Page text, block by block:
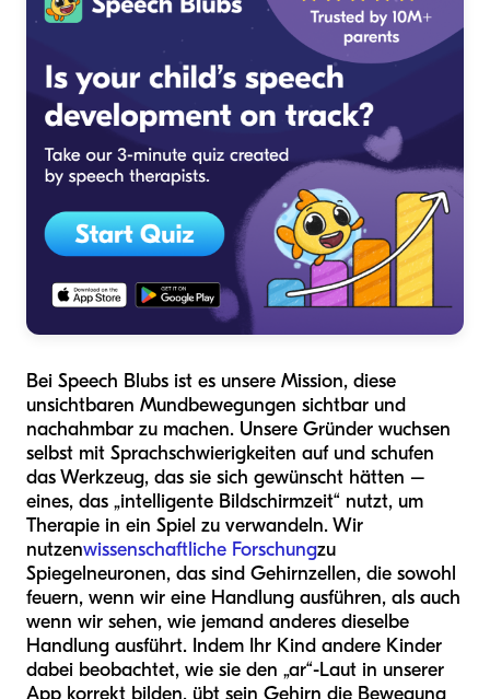
Bei Speech Blubs ist es unsere Mission, diese
unsichtbaren Mundbewegungen sichtbar und
nachahmbar zu machen. Unsere Gründer wuchsen
selbst mit Sprachschwierigkeiten auf und schufen
das Werkzeug, das sie sich gewünscht hätten –
eines, das „intelligente Bildschirmzeit“ nutzt, um
Therapie in ein Spiel zu verwandeln. Wir
nutzenwissenschaftliche Forschungzu
Spiegelneuronen, das sind Gehirnzellen, die sowohl
feuern, wenn wir eine Handlung ausführen, als auch
wenn wir sehen, wie jemand anderes dieselbe
Handlung ausführt. Indem Ihr Kind andere Kinder
dabei beobachtet, wie sie den „ar“-Laut in unserer
App korrekt bilden, übt sein Gehirn die Bewegung